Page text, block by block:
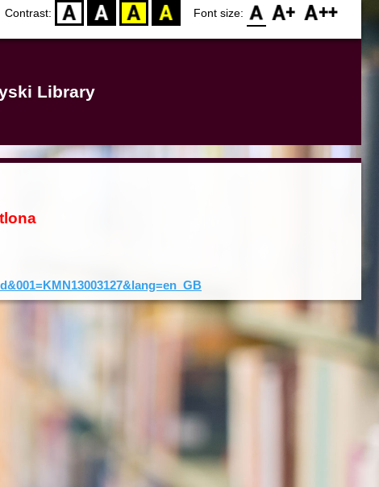
Contrast: D BW YB BY Font size: F0 F1 F2
Library